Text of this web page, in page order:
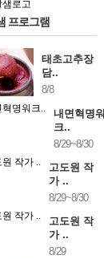
꼰대들
프로그램
태초고추장
담..
8/8
내면혁명워
크..
8/29~8/30
고도원 작
가 ..
8/29~8/30
고도원 작
가 ..
8/29